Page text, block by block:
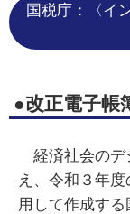
国税庁：〈イ
●改正電子帳
経済社会のデ
え、令和３年
用して作成す